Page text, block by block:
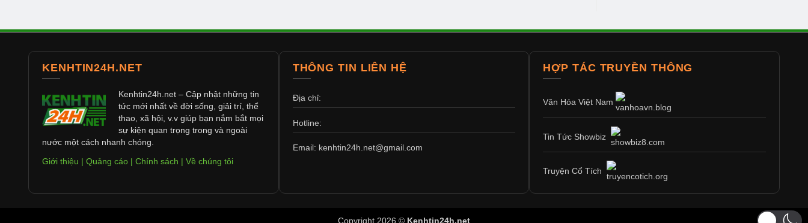
KENHTIN24H.NET
Kenhtin24h.net – Cập nhật những tin
tức mới nhất về đời sống, giải trí, thể
thao, xã hội, v.v giúp bạn nắm bắt mọi
sự kiện quan trọng trong và ngoài
nước một cách nhanh chóng.
Giới thiệu | Quảng cáo | Chính sách | Về chúng tôi
THÔNG TIN LIÊN HỆ
Địa chỉ:
Hotline:
Email: kenhtin24h.net@gmail.com
HỢP TÁC TRUYỀN THÔNG
Văn Hóa Việt Nam
Tin Tức Showbiz
Truyện Cổ Tích
Copyright 2026 © Kenhtin24h.net